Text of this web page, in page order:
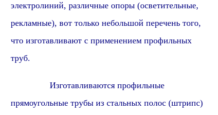
электролиний, различные опоры (осветительные,
рекламные), вот только небольшой перечень того,
что изготавливают с применением профильных
труб.
Изготавливаютсяпрофильные
прямоугольныетрубы из стальных полос (штрипс)